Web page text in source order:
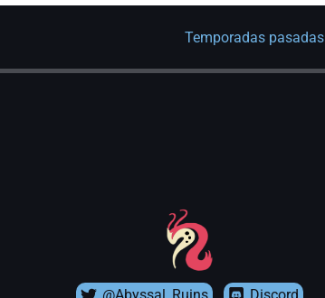
Temporadas pasadas
@Abyssal_Ruins Discord